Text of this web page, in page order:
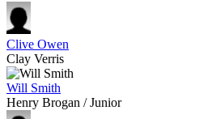
Clive Owen
Clay Verris
Will Smith
Henry Brogan / Junior